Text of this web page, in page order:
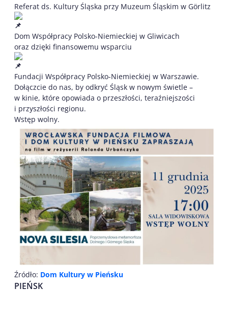
Referat ds. Kultury Śląska przy Muzeum Śląskim w Görlitz
Dom Współpracy Polsko-Niemieckiej w Gliwicach
oraz dzięki finansowemu wsparciu
Fundacji Współpracy Polsko-Niemieckiej w Warszawie.
Dołączcie do nas, by odkryć Śląsk w nowym świetle –
w kinie, które opowiada o przeszłości, teraźniejszości
i przyszłości regionu.
Wstęp wolny.
Źródło: Dom Kultury w Pieńsku
PIEŃSK